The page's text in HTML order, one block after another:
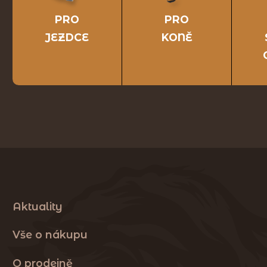
PRO
JEZDCE
PRO
KONĚ
Aktuality
Vše o nákupu
O prodejně